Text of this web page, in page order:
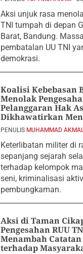
Aksi unjuk rasa
TNI tumpah di depan
Barat, Bandung.
pembatalan UU TNI
demokrasi.
Koalisi Kebebasan
Menolak
Pelanggaran Hak
Dikhawatirkan
PENULIS MUHAMMAD
Keterlibatan militer di
sepanjang sejarah
terhadap kelompok
seni, kriminalisasi
pembungkaman.
Aksi di Taman
Pengesahan RUU
Menambah
terhadap